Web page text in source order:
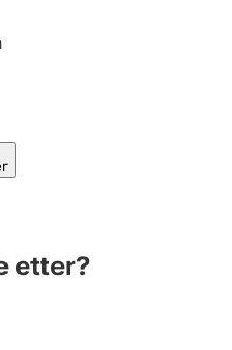
etter?